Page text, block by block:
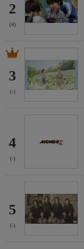
2
(4)
3
(-)
4
(-)
5
(-)